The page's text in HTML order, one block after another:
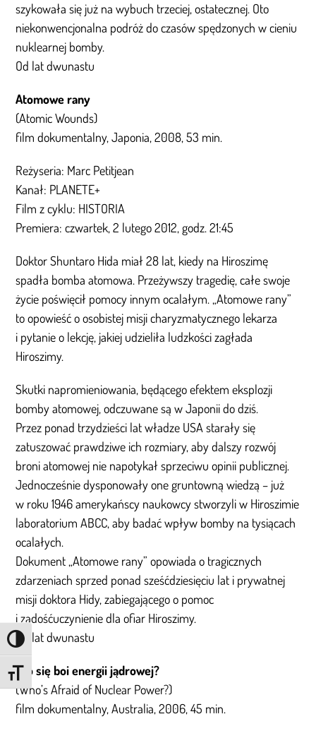
Przełącz wysoki kontrast
Zmień rozmiar czcionki
szykowała się już na wybuch trzeciej, ostatecznej. Oto
niekonwencjonalna podróż do czasów spędzonych w cieniu
nuklearnej bomby.
Od lat dwunastu
Atomowe rany
(Atomic Wounds)
film dokumentalny, Japonia, 2008, 53 min.
Reżyseria: Marc Petitjean
Kanał: PLANETE+
Film z cyklu: HISTORIA
Premiera: czwartek, 2 lutego 2012, godz. 21:45
Doktor Shuntaro Hida miał 28 lat, kiedy na Hiroszimę
spadła bomba atomowa. Przeżywszy tragedię, całe swoje
życie poświęcił pomocy innym ocalałym. „Atomowe rany”
to opowieść o osobistej misji charyzmatycznego lekarza
i pytanie o lekcję, jakiej udzieliła ludzkości zagłada
Hiroszimy.
Skutki napromieniowania, będącego efektem eksplozji
bomby atomowej, odczuwane są w Japonii do dziś.
Przez ponad trzydzieści lat władze USA starały się
zatuszować prawdziwe ich rozmiary, aby dalszy rozwój
broni atomowej nie napotykał sprzeciwu opinii publicznej.
Jednocześnie dysponowały one gruntowną wiedzą – już
w roku 1946 amerykańscy naukowcy stworzyli w Hiroszimie
laboratorium ABCC, aby badać wpływ bomby na tysiącach
ocalałych.
Dokument „Atomowe rany” opowiada o tragicznych
zdarzeniach sprzed ponad sześćdziesięciu lat i prywatnej
misji doktora Hidy, zabiegającego o pomoc
i zadośćuczynienie dla ofiar Hiroszimy.
Od lat dwunastu
Kto się boi energii jądrowej?
(Who’s Afraid of Nuclear Power?)
film dokumentalny, Australia, 2006, 45 min.